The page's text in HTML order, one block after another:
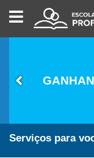
ESCOLA
DIGITAL
-
PROFESSOR
Serviços para